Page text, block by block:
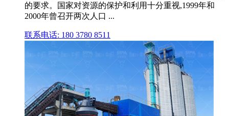
的要求。国家对资源的保护和利用十分重视,1999年和
2000年曾召开两次人口 ...
联系电话: 180 3780 8511